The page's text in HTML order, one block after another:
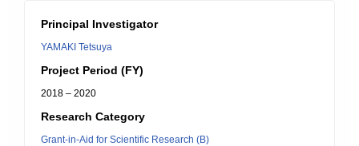
Principal Investigator
YAMAKI Tetsuya
Project Period (FY)
2018 – 2020
Research Category
Grant-in-Aid for Scientific Research (B)